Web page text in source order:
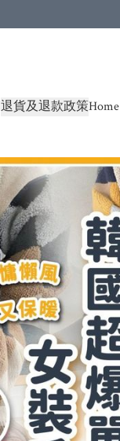
退貨及退款政策Home